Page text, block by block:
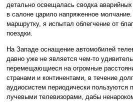
детально освещалась сводка
в салоне царило напряженное
маршрутку, я испытал облегчение от
поездки.
На Западе оснащение автомобилей
давно уже не является чем-то
перемещающиеся на огромные
странами и континентами, в течение
аудиосистем периодически пользуются
лучевыми телевизорами, дабы